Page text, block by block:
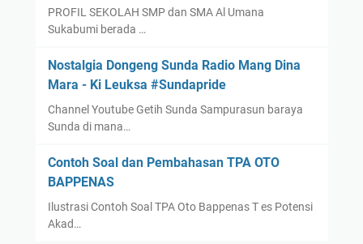
i
i
a
g
s
i
PROFIL SEKOLAH SMP dan SMA Al Umana
Sukabumi berada …
Nostalgia Dongeng Sunda Radio Mang Dina
Mara - Ki Leuksa #Sundapride
Channel Youtube Getih Sunda Sampurasun baraya
Sunda di mana…
Contoh Soal dan Pembahasan TPA OTO
BAPPENAS
Ilustrasi Contoh Soal TPA Oto Bappenas T es Potensi
Akad…